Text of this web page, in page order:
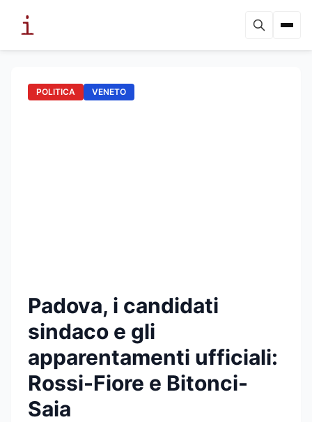
POLITICA VENETO
Padova, i candidati
sindaco e gli
apparentamenti ufficiali:
Rossi-Fiore e Bitonci-
Saia